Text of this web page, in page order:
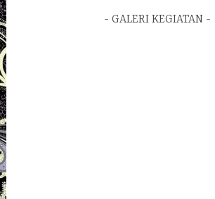
GALERI KEGIATAN